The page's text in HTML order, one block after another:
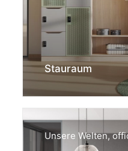
Stauraum
Unsere Welten,